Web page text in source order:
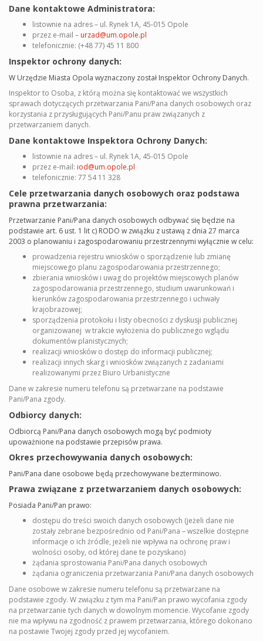
Dane kontaktowe Administratora:
listownie na adres – ul. Rynek 1A, 45-015 Opole
przez e-mail – urzad@um.opole.pl
telefonicznie: (+48 77) 45 11 800
Inspektor ochrony danych:
W Urzędzie Miasta Opola wyznaczony został Inspektor Ochrony Danych.
Inspektor to Osoba, z którą można się kontaktować we wszystkich
sprawach dotyczących przetwarzania Pani/Pana danych osobowych oraz
korzystania z przysługujących Pani/Panu praw związanych z
przetwarzaniem danych.
Dane kontaktowe Inspektora Ochrony Danych:
listownie na adres – ul. Rynek 1A, 45-015 Opole
przez e-mail: iod@um.opole.pl
telefonicznie: 77 54 11 328
Cele przetwarzania danych osobowych oraz podstawa
prawna przetwarzania:
Przetwarzanie Pani/Pana danych osobowych odbywać się będzie na
podstawie art. 6 ust. 1 lit c) RODO w związku z ustawą z dnia 27 marca
2003 o planowaniu i zagospodarowaniu przestrzennymi wyłącznie w celu:
prowadzenia rejestru wniosków o sporządzenie lub zmianę
miejscowego planu zagospodarowania przestrzennego;
zbierania wniosków i uwag do projektów miejscowych planów
zagospodarowania przestrzennego, studium uwarunkowań i
kierunków zagospodarowania przestrzennego i uchwały
krajobrazowej;
sporządzenia protokołu i listy obecności z dyskusji publicznej
organizowanej w trakcie wyłożenia do publicznego wglądu
dokumentów planistycznych;
realizacji wniosków o dostęp do informacji publicznej;
realizacji innych skarg i wniosków związanych z zadaniami
realizowanymi przez Biuro Urbanistyczne
Dane w zakresie numeru telefonu są przetwarzane na podstawie
Pani/Pana zgody.
Odbiorcy danych:
Odbiorcą Pani/Pana danych osobowych mogą być podmioty
upoważnione na podstawie przepisów prawa.
Okres przechowywania danych osobowych:
Pani/Pana dane osobowe będą przechowywane bezterminowo.
Prawa związane z przetwarzaniem danych osobowych:
Posiada Pani/Pan prawo:
dostępu do treści swoich danych osobowych (jeżeli dane nie
zostały zebrane bezpośrednio od Pani/Pana – wszelkie dostępne
informacje o ich źródle, jeżeli nie wpływa na ochronę praw i
wolności osoby, od której dane te pozyskano)
żądania sprostowania Pani/Pana danych osobowych
żądania ograniczenia przetwarzania Pani/Pana danych osobowych
Dane osobowe w zakresie numeru telefonu są przetwarzane na
podstawie zgody. W związku z tym ma Pani/Pan prawo wycofania zgody
na przetwarzanie tych danych w dowolnym momencie. Wycofanie zgody
nie ma wpływu na zgodność z prawem przetwarzania, którego dokonano
na postawie Twojej zgody przed jej wycofaniem.